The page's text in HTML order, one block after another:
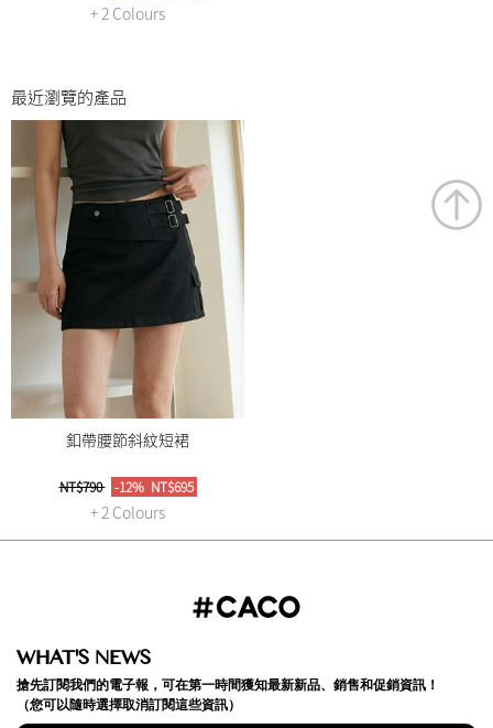
+ 2 Colours
最近瀏覽的產品
釦帶腰節斜紋短裙
NT$790 -12% NT$695
+ 2 Colours
WHAT'S NEWS
搶先訂閱我們的電子報，可在第一時間獲知最新新品、銷售和促銷資訊！
（您可以隨時選擇取消訂閱這些資訊）